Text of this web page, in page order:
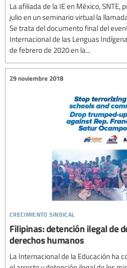
La afiliada de la IE en México, SNTE,
julio en un seminario virtual la
Se trata del documento final del
Internacional de las Lenguas
de febrero de 2020 en la...
crecimiento sindical
29 noviembre 2018
Filipinas: detención ilegal de
derechos humanos
La Internacional de la Educación ha